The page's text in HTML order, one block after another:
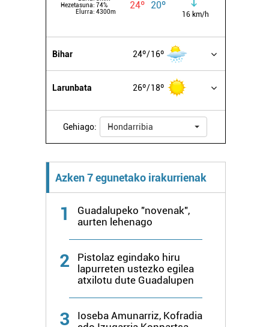
Hezetasuna: 74%
Elurra: 4300m
24º 20º
16 km/h
Bihar 24º 16º
Larunbata 26º 18º
Gehiago: Hondarribia
Azken 7 egunetako irakurrienak
1
Guadalupeko "novenak",
aurten lehenago
2
Pistolaz egindako hiru
lapurreten ustezko egilea
atxilotu dute Guadalupen
3
Ioseba Amunarriz, Kofradia